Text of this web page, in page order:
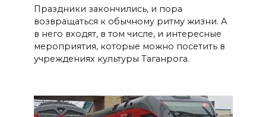
Праздники закончились, и пора
возвращаться к обычному ритму жизни. А
в него входят, в том числе, и интересные
мероприятия, которые можно посетить в
учреждениях культуры Таганрога.